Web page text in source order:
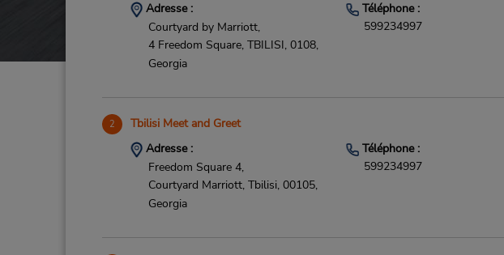
Adresse :
Courtyard by Marriott,
4 Freedom Square, TBILISI, 0108,
Georgia
Téléphone :
599234997
2 Tbilisi Meet and Greet
Adresse :
Freedom Square 4,
Courtyard Marriott, Tbilisi, 00105,
Georgia
Téléphone :
599234997